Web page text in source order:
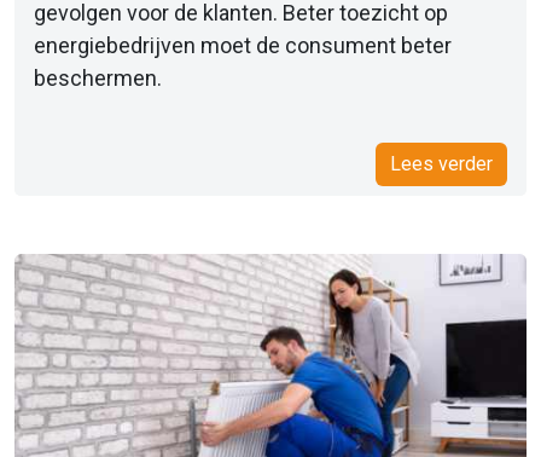
gevolgen voor de klanten. Beter toezicht op
energiebedrijven moet de consument beter
beschermen.
Lees verder